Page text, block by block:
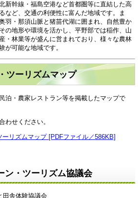
新幹線・福島空港など首都圏等に直結した高
など、交通の利便性に富んだ地域です。ま
羽・那須山脈と猪苗代湖に囲まれ、自然豊か
の地形や環境を活かし、平野部では稲作、山
・林業等が盛んに営まれており、様々な農林
が可能な地域です。
ツーリズムマップ
・農家レストラン等を掲載したマップで
せください。
ーリズムマップ [PDFファイル／586KB]
ン・ツーリズム協議会
舎体験協議会